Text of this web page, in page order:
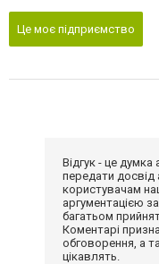
Це моє підприємство
Відгук - це
передати
користувачам
аргументацією
багатьом
Коментарі
обговорення, а
цікавлять.